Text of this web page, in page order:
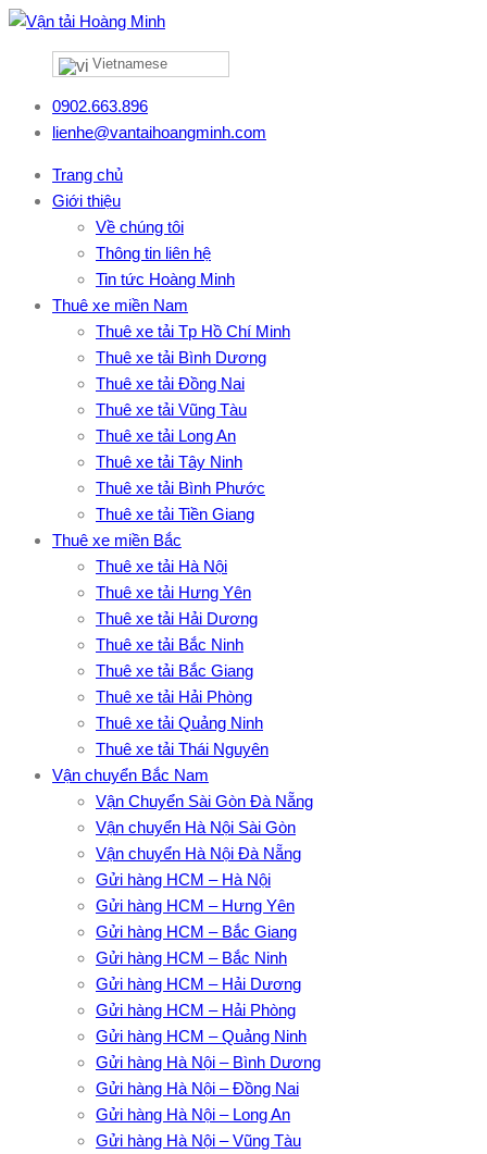
Vietnamese
0902.663.896
lienhe@vantaihoangminh.com
Trang chủ
Giới thiệu
Về chúng tôi
Thông tin liên hệ
Tin tức Hoàng Minh
Thuê xe miền Nam
Thuê xe tải Tp Hồ Chí Minh
Thuê xe tải Bình Dương
Thuê xe tải Đồng Nai
Thuê xe tải Vũng Tàu
Thuê xe tải Long An
Thuê xe tải Tây Ninh
Thuê xe tải Bình Phước
Thuê xe tải Tiền Giang
Thuê xe miền Bắc
Thuê xe tải Hà Nội
Thuê xe tải Hưng Yên
Thuê xe tải Hải Dương
Thuê xe tải Bắc Ninh
Thuê xe tải Bắc Giang
Thuê xe tải Hải Phòng
Thuê xe tải Quảng Ninh
Thuê xe tải Thái Nguyên
Vận chuyển Bắc Nam
Vận Chuyển Sài Gòn Đà Nẵng
Vận chuyển Hà Nội Sài Gòn
Vận chuyển Hà Nội Đà Nẵng
Gửi hàng HCM – Hà Nội
Gửi hàng HCM – Hưng Yên
Gửi hàng HCM – Bắc Giang
Gửi hàng HCM – Bắc Ninh
Gửi hàng HCM – Hải Dương
Gửi hàng HCM – Hải Phòng
Gửi hàng HCM – Quảng Ninh
Gửi hàng Hà Nội – Bình Dương
Gửi hàng Hà Nội – Đồng Nai
Gửi hàng Hà Nội – Long An
Gửi hàng Hà Nội – Vũng Tàu